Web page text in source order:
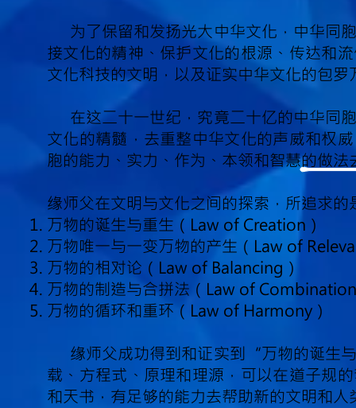
为了保留和发扬光大中华文化，中华同
接文化的精神、保护文化的根源、传达和
文化科技的文明，以及证实中华文化的包
在这二十一世纪，究竟二十亿的中华同
文化的精髓，去重整中华文化的声威和权
胞的能力、实力、作为、本领和智慧的做法
缘师父在文明与文化之间的探索，所追求
万物的诞生与重生（Law of Creation）
万物唯一与一变万物的产生（Law of
万物的相对论（Law of Balancing）
万物的制造与合拼法（Law of
万物的循环和重环（Law of Harmony）
缘师父成功得到和证实到“万物的诞生
载、方程式、原理和理源，可以在道子规
和天书，有足够的能力去帮助新的文明和人